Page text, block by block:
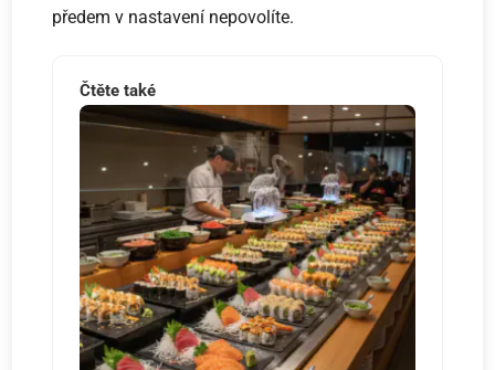
předem v nastavení nepovolíte.
Čtěte také